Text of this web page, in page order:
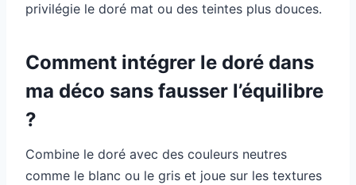
privilégie le doré mat ou des teintes plus douces.
Comment intégrer le doré dans
ma déco sans fausser l’équilibre
?
Combine le doré avec des couleurs neutres
comme le blanc ou le gris et joue sur les textures